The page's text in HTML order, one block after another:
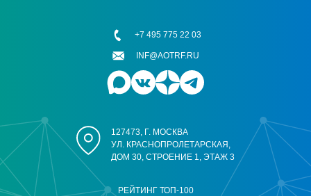
РЕЙТИНГ ТОП-100
127473, Г. МОСКВА
УЛ. КРАСНОПРОЛЕТАРСКАЯ,
ДОМ 30, СТРОЕНИЕ 1, ЭТАЖ 3
+7 495 775 22 03
INF@AOTRF.RU